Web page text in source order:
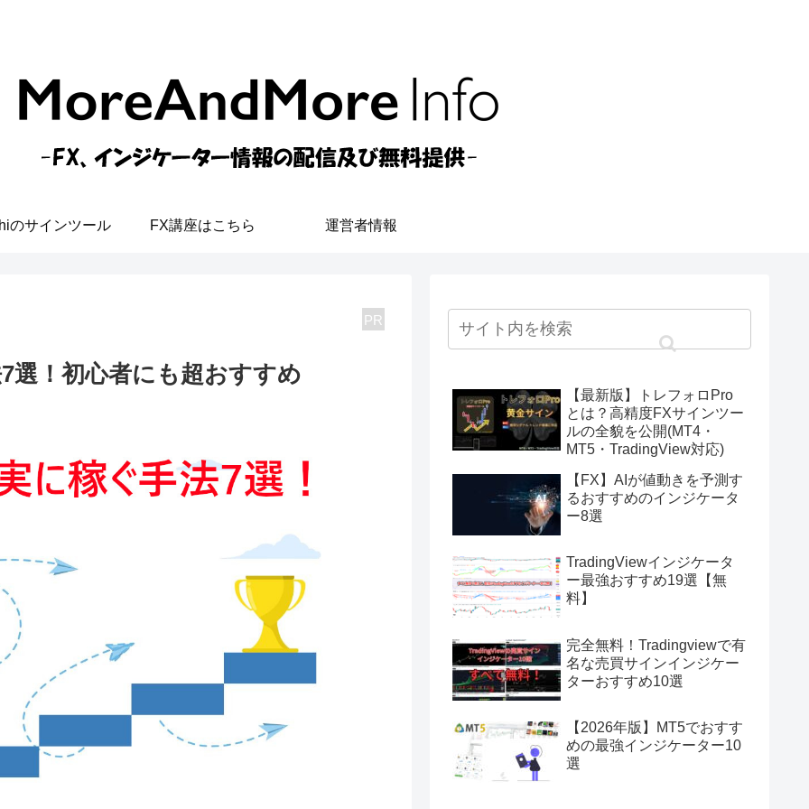
のサインツール FX講座はこちら 運営者情報
PR
選！初心者にも超おすすめ
【最新版】トレフォロPro
とは？高精度FXサインツー
ルの全貌を公開(MT4・
MT5・TradingView対応)
【FX】AIが値動きを予測す
るおすすめのインジケータ
ー8選
TradingViewインジケータ
ー最強おすすめ19選【無
料】
完全無料！Tradingviewで有
名な売買サインインジケー
ターおすすめ10選
【2026年版】MT5でおすす
めの最強インジケーター10
選